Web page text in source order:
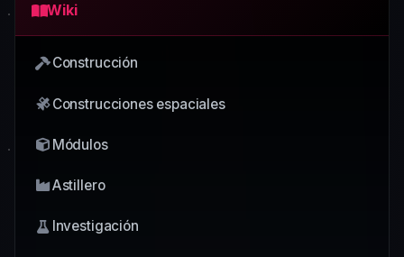
Wiki
Construcción
Construcciones espaciales
Módulos
Astillero
Investigación